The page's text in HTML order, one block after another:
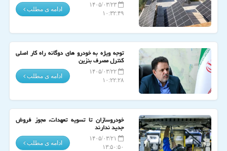
۱۴۰۵/۰۳/۲۳
۱۰:۳۲:۴۹
ادامه ی مطلب
توجه ویژه به خودرو های دوگانه راه کار اصلی
کنترل مصرف بنزین
۱۴۰۵/۰۳/۲۲
۱۰:۲۲:۲۸
ادامه ی مطلب
خودروسازان تا تسویه تعهدات، مجوز فروش
جدید ندارند
۱۴۰۵/۰۳/۲۱
۱۳:۵۰:۵۰
ادامه ی مطلب